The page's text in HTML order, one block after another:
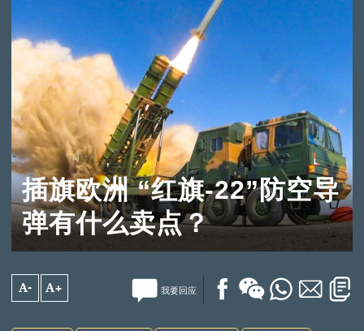
插旗欧洲 “红旗-22”防空导
弹有什么卖点？
A- A+ 我要回应